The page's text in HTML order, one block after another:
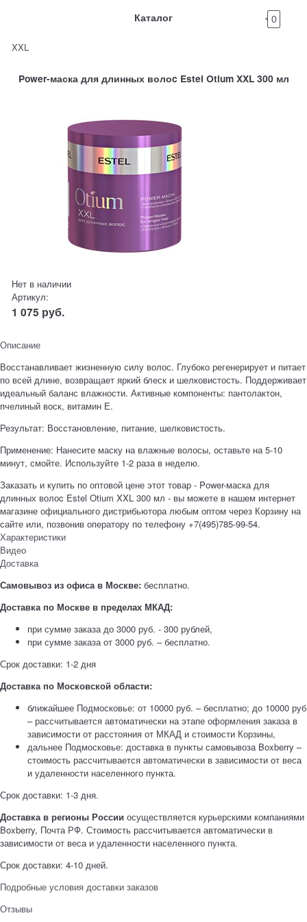
Каталог 0
XXL
Power-маска для длинных волоc Estel Otium XXL 300 мл
Нет в наличии
Артикул:
1 075 руб.
Описание
Восстанавливает жизненную силу волос. Глубоко регенерирует и питает
по всей длине, возвращает яркий блеск и шелковистость. Поддерживает
идеальный баланс влажности. Активные компоненты: пантолактон,
пчелиный воск, витамин Е.
Результат: Восстановление, питание, шелковистость.
Применение: Нанесите маску на влажные волосы, оставьте на 5-10
минут, смойте. Используйте 1-2 раза в неделю.
Заказать и купить по оптовой цене этот товар - Power-маска для
длинных волоc Estel Otium XXL 300 мл - вы можете в нашем интернет
магазине официального дистрибьютора любым оптом через Корзину на
сайте или, позвонив оператору по телефону +7(495)785-99-54.
Характеристики
Видео
Доставка
Самовывоз из офиса в Москве: бесплатно.
Доставка по Москве в пределах МКАД:
при сумме заказа до 3000 руб. - 300 рублей,
при сумме заказа от 3000 руб. – бесплатно.
Срок доставки: 1-2 дня
Доставка по Московской области:
ближайшее Подмосковье: от 10000 руб. – бесплатно; до 10000 руб
– рассчитывается автоматически на этапе оформления заказа в
зависимости от расстояния от МКАД и стоимости Корзины,
дальнее Подмосковье: доставка в пункты самовывоза Boxberry –
стоимость рассчитывается автоматически в зависимости от веса
и удаленности населенного пункта.
Срок доставки: 1-3 дня.
Доставка в регионы России осуществляется курьерскими компаниями
Boxberry, Почта РФ. Стоимость рассчитывается автоматически в
зависимости от веса и удаленности населенного пункта.
Срок доставки: 4-10 дней.
Подробные условия доставки заказов
Отзывы